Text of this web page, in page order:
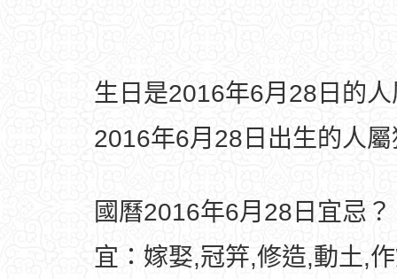
生日是2016年6月28日的
2016年6月28日出生的人
國曆2016年6月28日宜忌？
宜：嫁娶,冠笄,修造,動土,